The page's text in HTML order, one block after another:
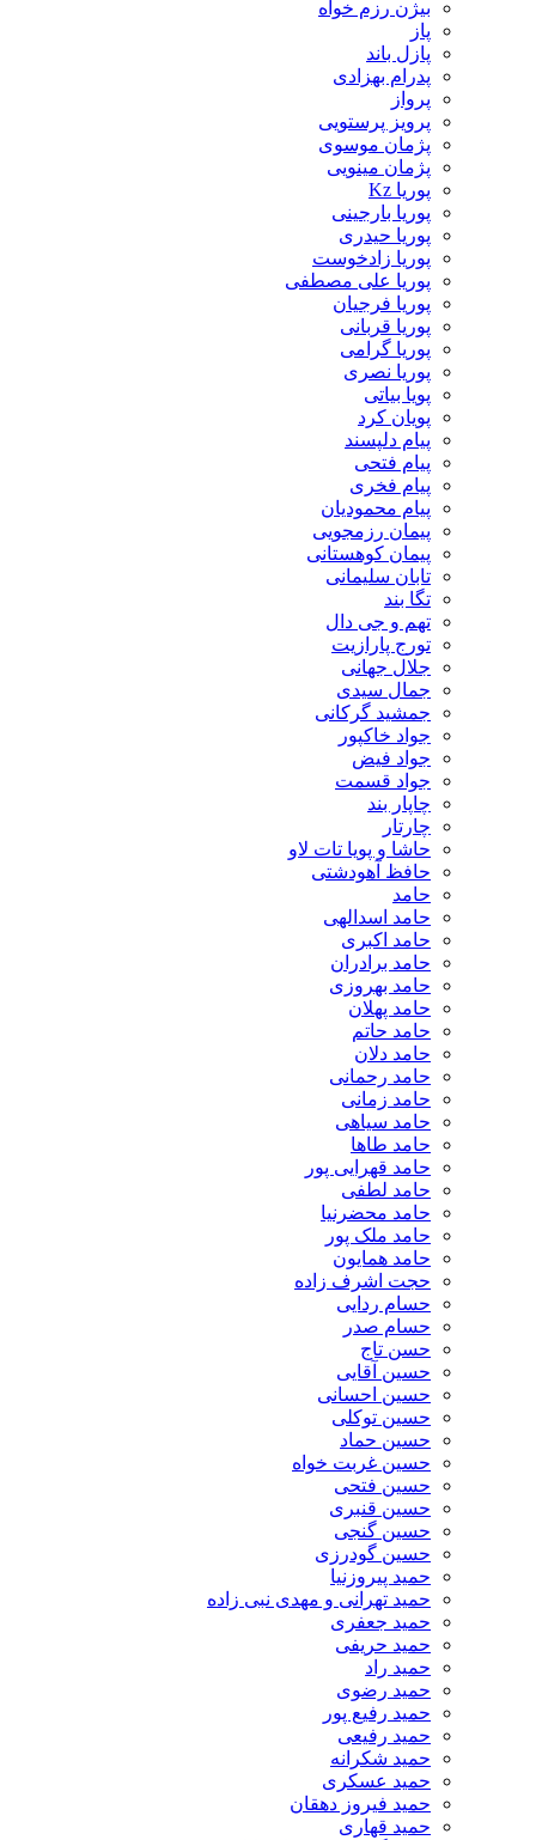
بیژن رزم خواه
پاز
پازل باند
پدرام بهزادی
پرواز
پرویز پرستویی
پژمان موسوی
پژمان مینویی
پوریا Kz
پوریا بارجینی
پوریا حیدری
پوریا زادخوست
پوریا علی مصطفی
پوریا فرجیان
پوریا قربانی
پوریا گرامی
پوریا نصری
پویا بیاتی
پویان کرد
پیام دلپسند
پیام فتحی
پیام فخری
پیام محمودیان
پیمان رزمجویی
پیمان کوهستانی
تابان سلیمانی
تگا بند
تهم و جی دال
تورج پارازیت
جلال جهانی
جمال سیدی
جمشید گرکانی
جواد خاکپور
جواد فیض
جواد قسمت
چاپار بند
چارتار
حاشا و پویا تات لاو
حافظ آهودشتی
حامد
حامد اسدالهی
حامد اکبری
حامد برادران
حامد بهروزی
حامد پهلان
حامد حاتم
حامد دلان
حامد رحمانی
حامد زمانی
حامد سیاهی
حامد طاها
حامد قهرایی پور
حامد لطفی
حامد محضرنیا
حامد ملک پور
حامد همایون
حجت اشرف زاده
حسام ردایی
حسام صدر
حسن تاج
حسین آقایی
حسین احسانی
حسین توکلی
حسین حماد
حسین غربت خواه
حسین فتحی
حسین قنبری
حسین گنجی
حسین گودرزی
حمید پیروزنیا
حمید تهرانی و مهدی نبی زاده
حمید جعفری
حمید حریفی
حمید راد
حمید رضوی
حمید رفیع پور
حمید رفیعی
حمید شکرانه
حمید عسکری
حمید فیروز دهقان
حمید قهاری